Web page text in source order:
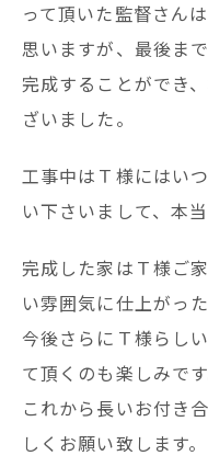
って頂いた監督さん
思いますが、最後ま
完成することができ
ざいました。
工事中はＴ様にはい
い下さいまして、本
完成した家はＴ様ご
い雰囲気に仕上がっ
今後さらにＴ様らし
て頂くのも楽しみです
これから長いお付き
しくお願い致します。